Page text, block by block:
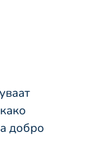
добро